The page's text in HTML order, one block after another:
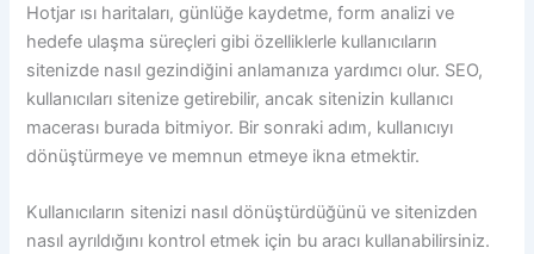
Hotjar ısı haritaları, günlüğe kaydetme, form analizi ve
hedefe ulaşma süreçleri gibi özelliklerle kullanıcıların
sitenizde nasıl gezindiğini anlamanıza yardımcı olur. SEO,
kullanıcıları sitenize getirebilir, ancak sitenizin kullanıcı
macerası burada bitmiyor. Bir sonraki adım, kullanıcıyı
dönüştürmeye ve memnun etmeye ikna etmektir.
Kullanıcıların sitenizi nasıl dönüştürdüğünü ve sitenizden
nasıl ayrıldığını kontrol etmek için bu aracı kullanabilirsiniz.